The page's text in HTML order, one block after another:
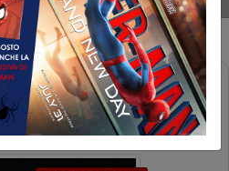
DEL MALE (EVIL